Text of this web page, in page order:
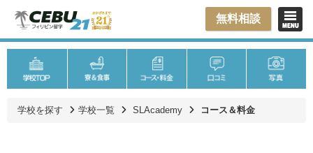
無料相談
学校を探す 学校一覧 SLAcademy コース＆料金